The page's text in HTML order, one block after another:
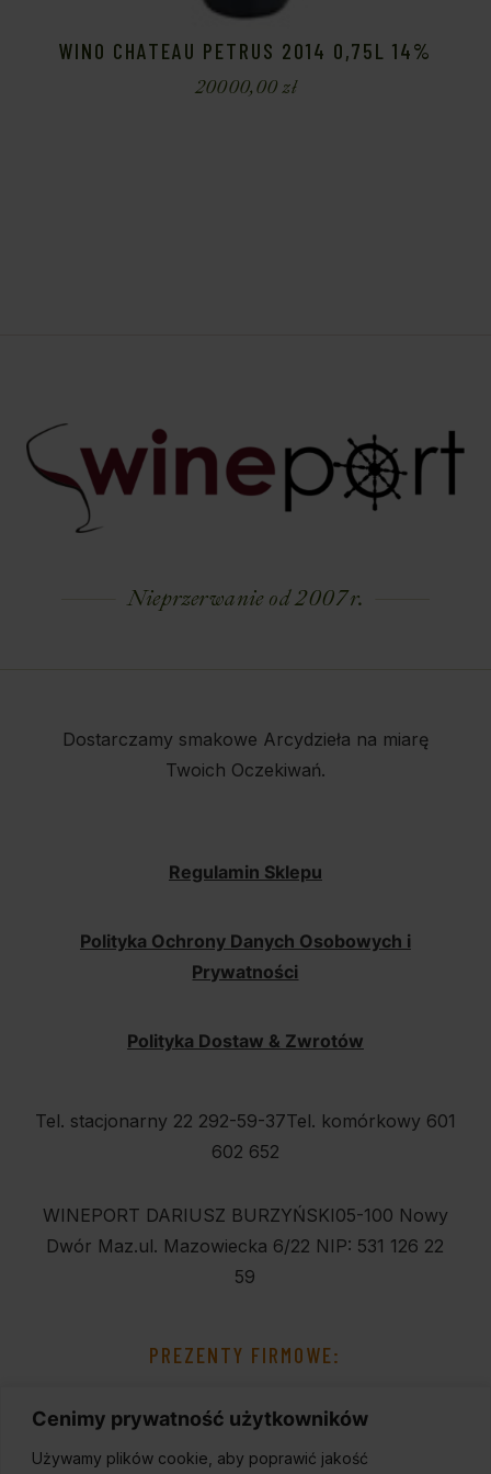
Cenimy prywatność użytkowników
Używamy plików cookie, aby poprawić jakość
WINO CHATEAU PETRUS 2014 0,75L 14%
20000,00zł
Nieprzerwanie od 2007 r.
Dostarczamy smakowe Arcydzieła na miarę
Twoich Oczekiwań.
Regulamin Sklepu
Polityka Ochrony Danych Osobowych i
Prywatności
Polityka Dostaw & Zwrotów
Tel. stacjonarny 22 292-59-37Tel. komórkowy 601
602 652
WINEPORT DARIUSZ BURZYŃSKI05-100 Nowy
Dwór Maz.ul. Mazowiecka 6/22 NIP: 531 126 22
59
PREZENTY FIRMOWE: